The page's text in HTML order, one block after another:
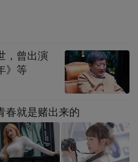
，曾出演
》等
春就是赌出来的